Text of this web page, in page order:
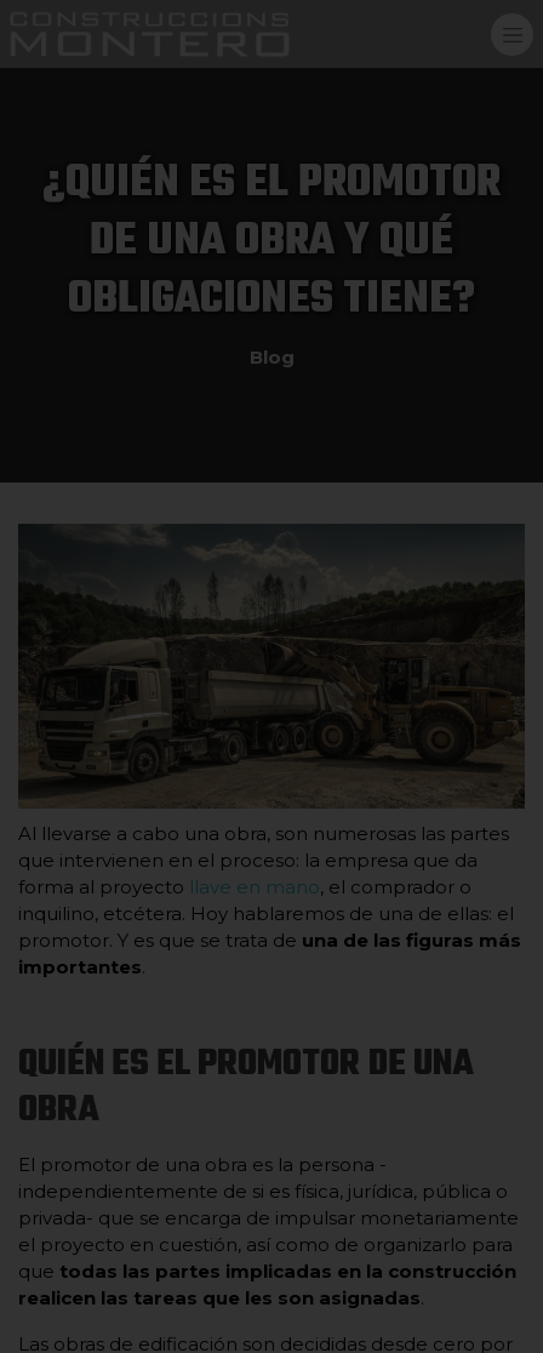
¿QUIÉN ES EL PROMOTOR
DE UNA OBRA Y QUÉ
OBLIGACIONES TIENE?
Blog
Al llevarse a cabo una obra, son numerosas las partes
que intervienen en el proceso: la empresa que da
forma al proyecto llave en mano, el comprador o
inquilino, etcétera. Hoy hablaremos de una de ellas: el
promotor. Y es que se trata de una de las figuras más
importantes.
QUIÉN ES EL PROMOTOR DE UNA
OBRA
El promotor de una obra es la persona -
independientemente de si es física, jurídica, pública o
privada- que se encarga de impulsar monetariamente
el proyecto en cuestión, así como de organizarlo para
que todas las partes implicadas en la construcción
realicen las tareas que les son asignadas.
Las obras de edificación son decididas desde cero por